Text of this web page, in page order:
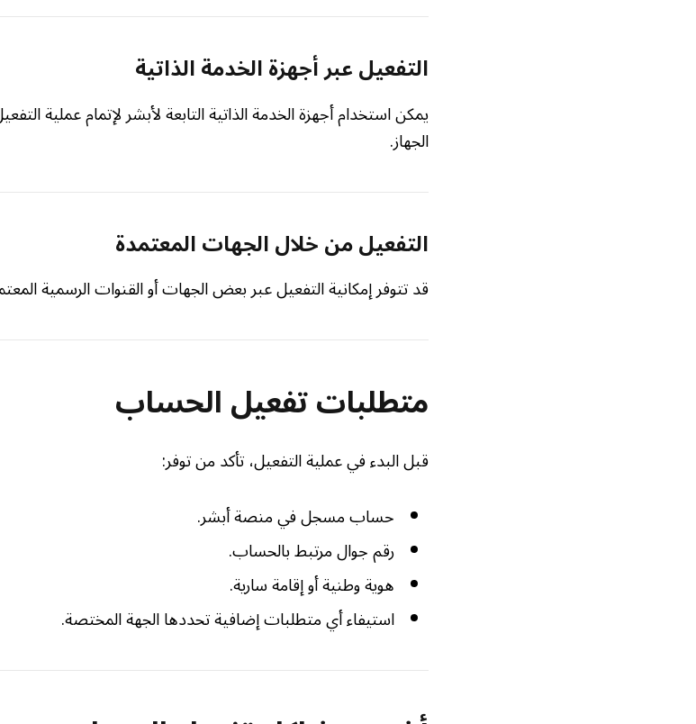
التفعيل عبر أجهزة الخدمة الذاتية
يمكن استخدام أجهزة الخدمة الذاتية التابعة لأبشر لإتمام عملية
الجهاز.
التفعيل من خلال الجهات المعتمدة
قد تتوفر إمكانية التفعيل عبر بعض الجهات أو القنوات الرسمية
متطلبات تفعيل الحساب
قبل البدء في عملية التفعيل، تأكد من توفر:
حساب مسجل في منصة أبشر.
رقم جوال مرتبط بالحساب.
هوية وطنية أو إقامة سارية.
استيفاء أي متطلبات إضافية تحددها الجهة المختصة.